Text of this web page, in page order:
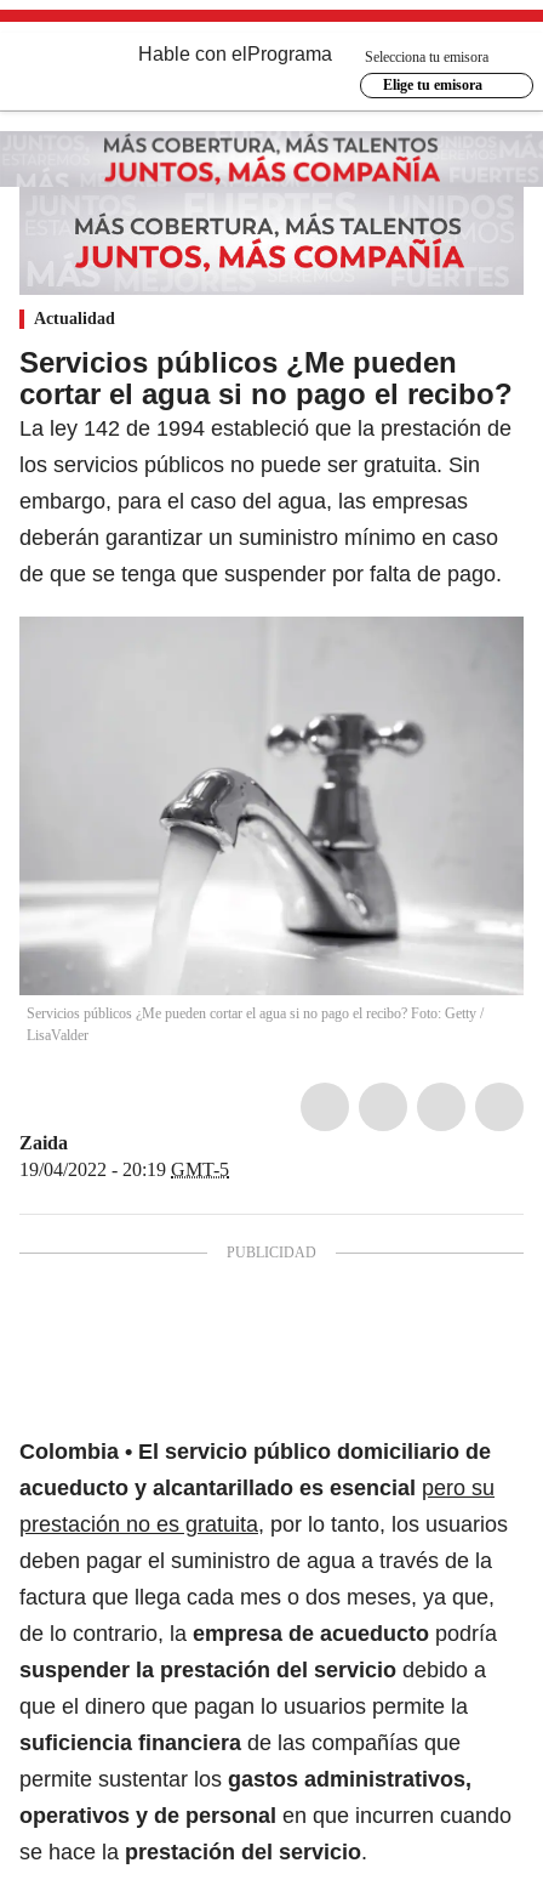
Hable con el Programa
Selecciona tu emisora
Elige tu emisora
Actualidad
Servicios públicos ¿Me pueden
cortar el agua si no pago el recibo?
La ley 142 de 1994 estableció que la prestación de
los servicios públicos no puede ser gratuita. Sin
embargo, para el caso del agua, las empresas
deberán garantizar un suministro mínimo en caso
de que se tenga que suspender por falta de pago.
Servicios públicos ¿Me pueden cortar el agua si no pago el recibo? Foto: Getty /
LisaValder
Zaida
19/04/2022 - 20:19 GMT-5
Colombia
El servicio público domiciliario de
acueducto y alcantarillado es esencial pero su
prestación no es gratuita, por lo tanto, los usuarios
deben pagar el suministro de agua a través de la
factura que llega cada mes o dos meses, ya que,
de lo contrario, la empresa de acueducto podría
suspender la prestación del servicio debido a
que el dinero que pagan lo usuarios permite la
suficiencia financiera de las compañías que
permite sustentar los gastos administrativos,
operativos y de personal en que incurren cuando
se hace la prestación del servicio.